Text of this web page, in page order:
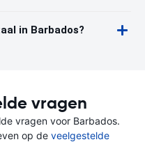
in Barbados?
vragen
vragen voor Barbados.
op de veelgestelde